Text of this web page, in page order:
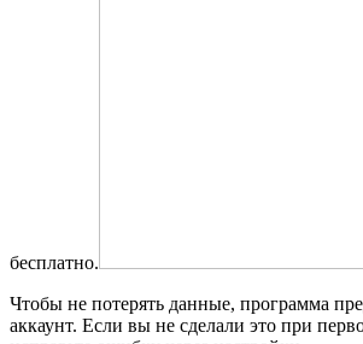
бесплатно.
Чтобы не потерять данные, программа
аккаунт. Если вы не сделали это при